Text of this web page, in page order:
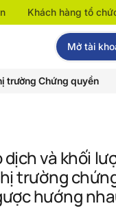
Khách hàng tổ
Mở tài
trường Chứng quyền
dịch và khối
trường
hướng